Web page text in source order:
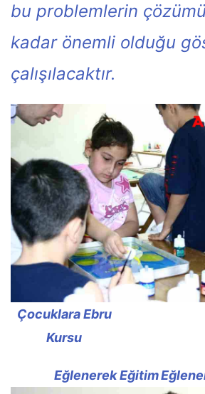
bu problemlerin
kadar önemli olduğu
çalışılacaktır.
Çocuklara Ebru
Kursu
Eğlenerek Eğitim